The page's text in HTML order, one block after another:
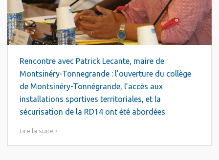
Rencontre avec Patrick Lecante, maire de
Montsinéry-Tonnegrande : l’ouverture du collège
de Montsinéry-Tonnégrande, l’accès aux
installations sportives territoriales, et la
sécurisation de la RD14 ont été abordées
Lire la suite